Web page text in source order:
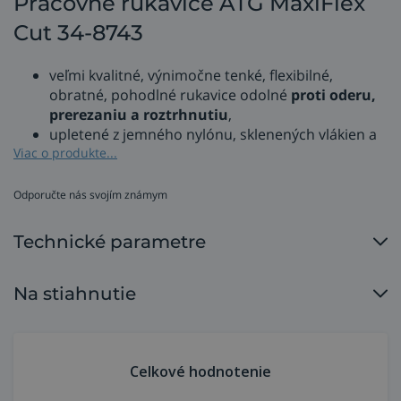
Cut 34-8743
veľmi kvalitné, výnimočne tenké, flexibilné,
obratné, pohodlné rukavice odolné proti oderu,
prerezaniu a roztrhnutiu,
upletené z jemného nylónu, sklenených vlákien a
Spandexu, potiahnuté nitrilovou butadiénovou
tkaná manžeta s pokrytím v oblasti dlane,
odolné priadze a vlákna a vytvára tak rôzne
úrovne ochrany proti porezaniu,
zabezpečuje 360° priedušnosť (suchšie a
jemnú podšívku, ktorá je v kontakte s pokožkou,
Viac o produkte...
Odporučte nás svojím známym
Technické parametre
Na stiahnutie
Celkové hodnotenie